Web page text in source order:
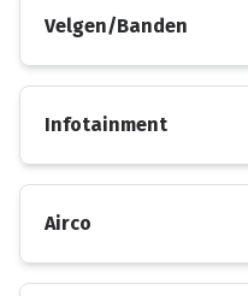
Velgen/Banden
Infotainment
Airco